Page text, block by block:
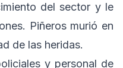
del sector y le
Piñeros murió en
de las heridas.
y personal de